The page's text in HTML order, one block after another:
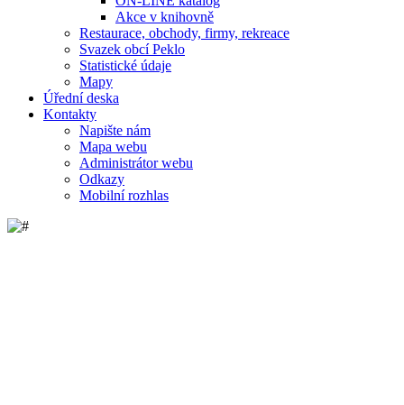
Akce v knihovně
Restaurace, obchody, firmy, rekreace
Svazek obcí Peklo
Statistické údaje
Mapy
Úřední deska
Kontakty
Napište nám
Mapa webu
Administrátor webu
Odkazy
Mobilní rozhlas